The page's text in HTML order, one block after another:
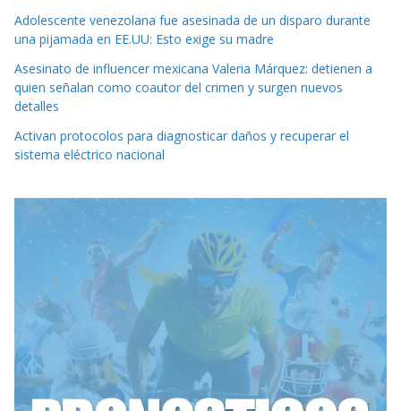
Adolescente venezolana fue asesinada de un disparo durante
una pijamada en EE.UU: Esto exige su madre
Asesinato de influencer mexicana Valeria Márquez: detienen a
quien señalan como coautor del crimen y surgen nuevos
detalles
Activan protocolos para diagnosticar daños y recuperar el
sistema eléctrico nacional